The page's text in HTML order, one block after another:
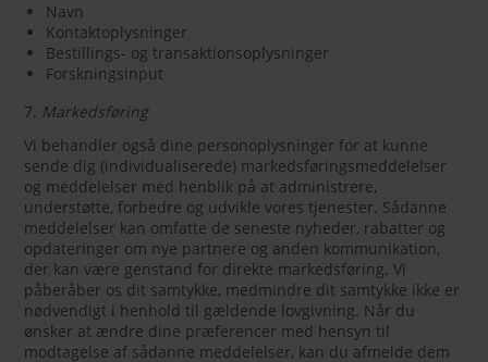
Navn
Kontaktoplysninger
Bestillings- og transaktionsoplysninger
Forskningsinput
7. Markedsføring
Vi behandler også dine personoplysninger for at kunne
sende dig (individualiserede) markedsføringsmeddelelser
og meddelelser med henblik på at administrere,
understøtte, forbedre og udvikle vores tjenester. Sådanne
meddelelser kan omfatte de seneste nyheder, rabatter og
opdateringer om nye partnere og anden kommunikation,
der kan være genstand for direkte markedsføring. Vi
påberåber os dit samtykke, medmindre dit samtykke ikke er
nødvendigt i henhold til gældende lovgivning. Når du
ønsker at ændre dine præferencer med hensyn til
modtagelse af sådanne meddelelser, kan du afmelde dem